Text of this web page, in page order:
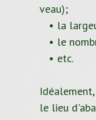
veau);
• la
• le
• etc.
le lieu